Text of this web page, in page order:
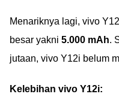
Menariknya lagi, vivo
besar yakni 5.000 mAh.
jutaan, vivo Y12i belum
Kelebihan vivo Y12i: